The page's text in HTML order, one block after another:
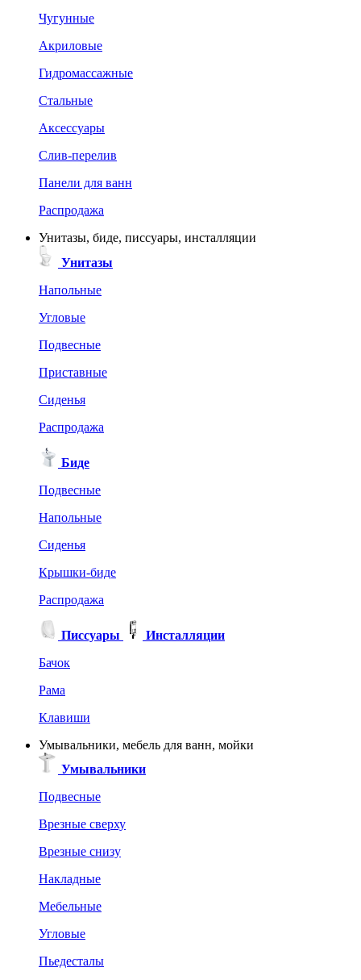
Чугунные
Акриловые
Гидромассажные
Стальные
Аксессуары
Слив-перелив
Панели для ванн
Распродажа
Унитазы, биде, писсуары, инсталляции
Унитазы
Напольные
Угловые
Подвесные
Приставные
Сиденья
Распродажа
Биде
Подвесные
Напольные
Сиденья
Крышки-биде
Распродажа
Писсуары
Инсталляции
Бачок
Рама
Клавиши
Умывальники, мебель для ванн, мойки
Умывальники
Подвесные
Врезные сверху
Врезные снизу
Накладные
Мебельные
Угловые
Пьедесталы